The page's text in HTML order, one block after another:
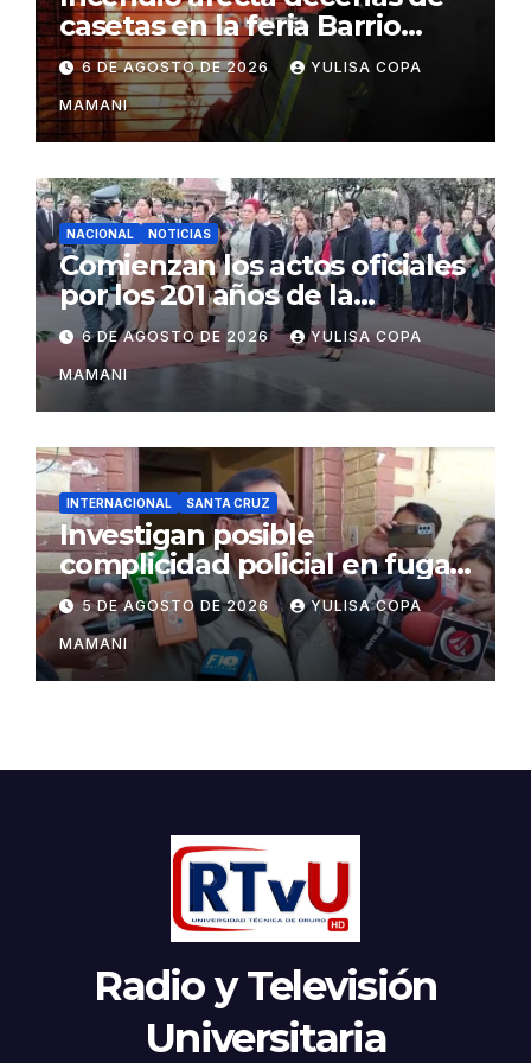
casetas en la feria Barrio
Lindo de Santa Cruz
6 DE AGOSTO DE 2026 YULISA COPA
MAMANI
NACIONAL NOTICIAS
Comienzan los actos oficiales
por los 201 años de la
independencia de Bolivia
6 DE AGOSTO DE 2026 YULISA COPA
MAMANI
INTERNACIONAL SANTA CRUZ
Investigan posible
complicidad policial en fuga
de dos reos brasileños de
Palmasola
5 DE AGOSTO DE 2026 YULISA COPA
MAMANI
Radio y Televisión
Universitaria